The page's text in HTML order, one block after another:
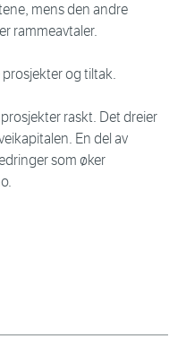
mens den andre
rammeavtaler.
prosjekter og tiltak.
raskt. Det dreier
En del av
som øker